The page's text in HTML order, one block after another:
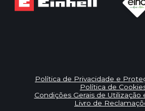
Política de Privacidade e
Política de
Condições Gerais de Utilização
Livro de